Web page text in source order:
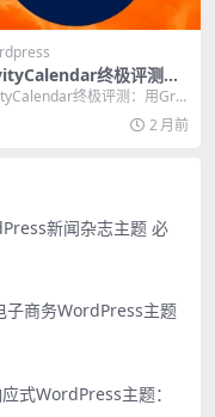
终极评测：
Forms打造专业日
大插件
终极评测：用Gra
2 月前
新闻杂志主题 必
子商务WordPress主题
式WordPress主题：